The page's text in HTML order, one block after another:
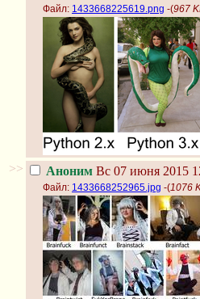
Файл: 1433668225619.png -(967
>> Аноним Вс 07 июня 2015
Файл: 1433668252965.jpg -(1076